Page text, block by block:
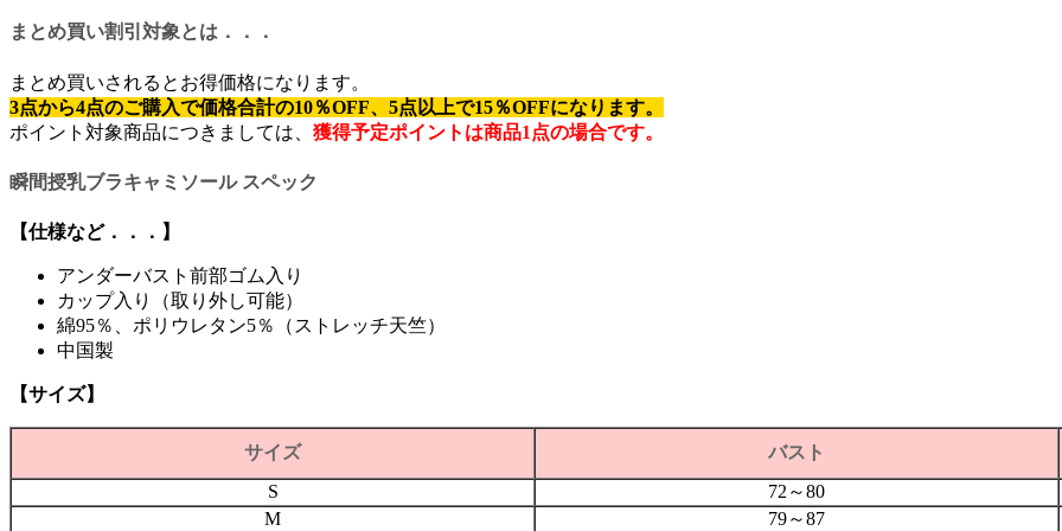
まとめ買い割引対象とは．．．
まとめ買いされるとお得価格になります。
3点から4点のご購入で価格合計の10％OFF、5点以上で15％OFFになります。
ポイント対象商品につきましては、 獲得予定ポイントは商品1点の場合です。
瞬間授乳ブラキャミソール スペック
【仕様など．．．】
アンダーバスト前部ゴム入り
カップ入り（取り外し可能）
綿95％、ポリウレタン5％（ストレッチ天竺）
中国製
【サイズ】
サイズ バスト
S
72～80
M
79～87